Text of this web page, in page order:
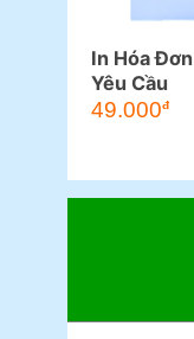
In Hóa
Yêu Cầu
49.000đ